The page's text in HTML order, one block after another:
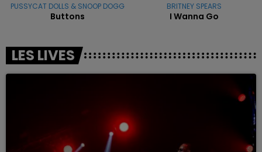
PUSSYCAT DOLLS & SNOOP DOGG
Buttons
BRITNEY SPEARS
I Wanna Go
LES LIVES